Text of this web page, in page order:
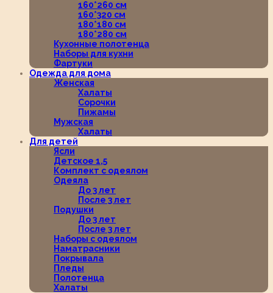
160*260 см
160*320 см
180*180 см
180*280 см
Кухонные полотенца
Наборы для кухни
Фартуки
Одежда для дома
Женская
Халаты
Сорочки
Пижамы
Мужская
Халаты
Для детей
Ясли
Детское 1,5
Комплект с одеялом
Одеяла
До 3 лет
После 3 лет
Подушки
До 3 лет
После 3 лет
Наборы с одеялом
Наматрасники
Покрывала
Пледы
Полотенца
Халаты